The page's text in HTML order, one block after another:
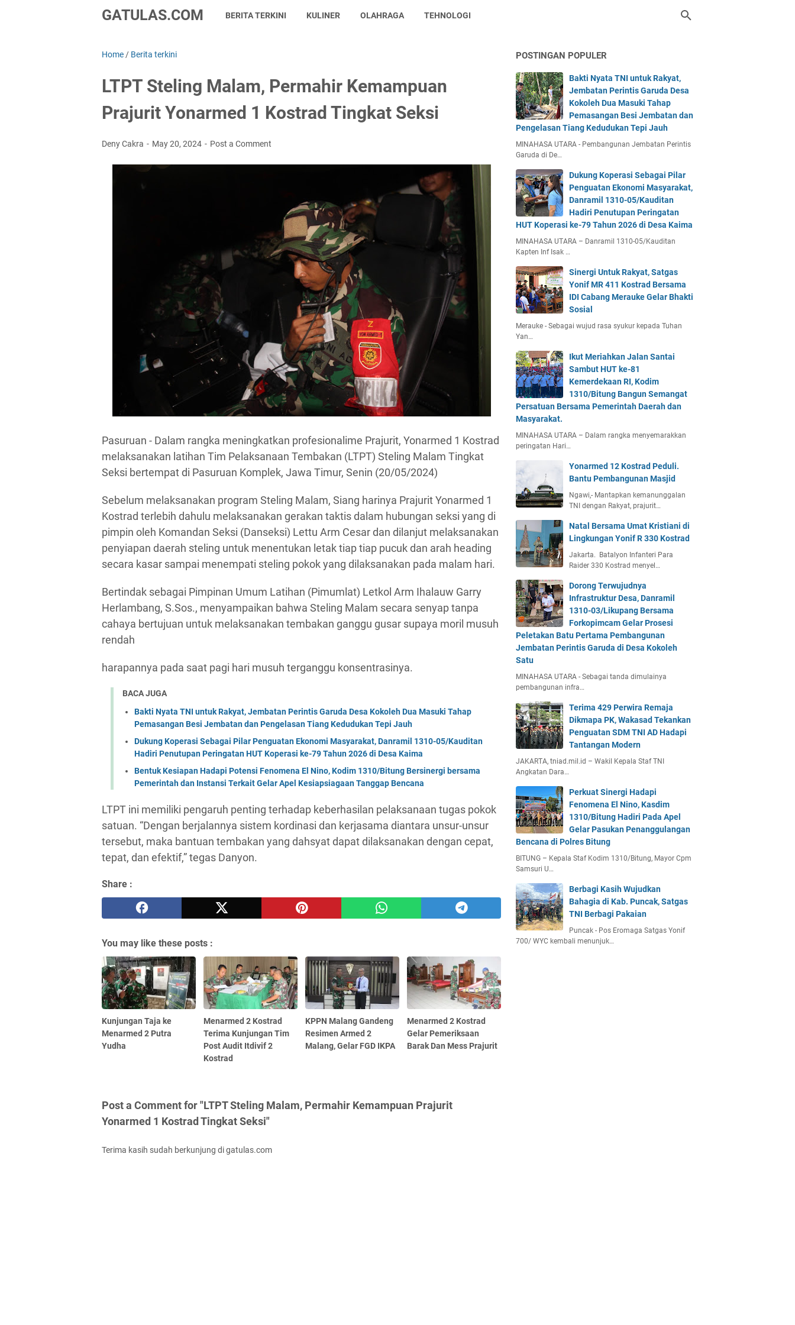
GATULAS.COM BERITA TERKINI KULINER OLAHRAGA TEHNOLOGI
Home / Berita terkini
LTPT Steling Malam, Permahir Kemampuan
Prajurit Yonarmed 1 Kostrad Tingkat Seksi
Deny Cakra May 20, 2024 Post a Comment
Pasuruan - Dalam rangka meningkatkan profesionalime Prajurit, Yonarmed 1 Kostrad
melaksanakan latihan Tim Pelaksanaan Tembakan (LTPT) Steling Malam Tingkat
Seksi bertempat di Pasuruan Komplek, Jawa Timur, Senin (20/05/2024)
Sebelum melaksanakan program Steling Malam, Siang harinya Prajurit Yonarmed 1
Kostrad terlebih dahulu melaksanakan gerakan taktis dalam hubungan seksi yang di
pimpin oleh Komandan Seksi (Danseksi) Lettu Arm Cesar dan dilanjut melaksanakan
penyiapan daerah steling untuk menentukan letak tiap tiap pucuk dan arah heading
secara kasar sampai menempati steling pokok yang dilaksanakan pada malam hari.
Bertindak sebagai Pimpinan Umum Latihan (Pimumlat) Letkol Arm Ihalauw Garry
Herlambang, S.Sos., menyampaikan bahwa Steling Malam secara senyap tanpa
cahaya bertujuan untuk melaksanakan tembakan ganggu gusar supaya moril musuh
rendah
harapannya pada saat pagi hari musuh terganggu konsentrasinya.
BACA JUGA
Bakti Nyata TNI untuk Rakyat, Jembatan Perintis Garuda Desa Kokoleh Dua Masuki Tahap
Pemasangan Besi Jembatan dan Pengelasan Tiang Kedudukan Tepi Jauh
Dukung Koperasi Sebagai Pilar Penguatan Ekonomi Masyarakat, Danramil 1310-05/Kauditan
Hadiri Penutupan Peringatan HUT Koperasi ke-79 Tahun 2026 di Desa Kaima
Bentuk Kesiapan Hadapi Potensi Fenomena El Nino, Kodim 1310/Bitung Bersinergi bersama
Pemerintah dan Instansi Terkait Gelar Apel Kesiapsiagaan Tanggap Bencana
LTPT ini memiliki pengaruh penting terhadap keberhasilan pelaksanaan tugas pokok
satuan. “Dengan berjalannya sistem kordinasi dan kerjasama diantara unsur-unsur
tersebut, maka bantuan tembakan yang dahsyat dapat dilaksanakan dengan cepat,
tepat, dan efektif,” tegas Danyon.
Share :
You may like these posts :
Kunjungan Taja ke
Menarmed 2 Putra
Yudha
Menarmed 2 Kostrad
Terima Kunjungan Tim
Post Audit Itdivif 2
Kostrad
KPPN Malang Gandeng
Resimen Armed 2
Malang, Gelar FGD IKPA
Menarmed 2 Kostrad
Gelar Pemeriksaan
Barak Dan Mess Prajurit
Post a Comment for "LTPT Steling Malam, Permahir Kemampuan Prajurit
Yonarmed 1 Kostrad Tingkat Seksi"
Terima kasih sudah berkunjung di gatulas.com
POSTINGAN POPULER
Bakti Nyata TNI untuk Rakyat,
Jembatan Perintis Garuda Desa
Kokoleh Dua Masuki Tahap
Pemasangan Besi Jembatan dan
Pengelasan Tiang Kedudukan Tepi Jauh
MINAHASA UTARA - Pembangunan Jembatan Perintis
Garuda di De…
Dukung Koperasi Sebagai Pilar
Penguatan Ekonomi Masyarakat,
Danramil 1310-05/Kauditan
Hadiri Penutupan Peringatan
HUT Koperasi ke-79 Tahun 2026 di Desa Kaima
MINAHASA UTARA – Danramil 1310-05/Kauditan
Kapten Inf Isak …
Sinergi Untuk Rakyat, Satgas
Yonif MR 411 Kostrad Bersama
IDI Cabang Merauke Gelar Bhakti
Sosial
Merauke - Sebagai wujud rasa syukur kepada Tuhan
Yan…
Ikut Meriahkan Jalan Santai
Sambut HUT ke-81
Kemerdekaan RI, Kodim
1310/Bitung Bangun Semangat
Persatuan Bersama Pemerintah Daerah dan
Masyarakat.
MINAHASA UTARA – Dalam rangka menyemarakkan
peringatan Hari…
Yonarmed 12 Kostrad Peduli.
Bantu Pembangunan Masjid
Ngawi,- Mantapkan kemanunggalan
TNI dengan Rakyat, prajurit…
Natal Bersama Umat Kristiani di
Lingkungan Yonif R 330 Kostrad
Jakarta. Batalyon Infanteri Para
Raider 330 Kostrad menyel…
Dorong Terwujudnya
Infrastruktur Desa, Danramil
1310-03/Likupang Bersama
Forkopimcam Gelar Prosesi
Peletakan Batu Pertama Pembangunan
Jembatan Perintis Garuda di Desa Kokoleh
Satu
MINAHASA UTARA - Sebagai tanda dimulainya
pembangunan infra…
Terima 429 Perwira Remaja
Dikmapa PK, Wakasad Tekankan
Penguatan SDM TNI AD Hadapi
Tantangan Modern
JAKARTA, tniad.mil.id – Wakil Kepala Staf TNI
Angkatan Dara…
Perkuat Sinergi Hadapi
Fenomena El Nino, Kasdim
1310/Bitung Hadiri Pada Apel
Gelar Pasukan Penanggulangan
Bencana di Polres Bitung
BITUNG – Kepala Staf Kodim 1310/Bitung, Mayor Cpm
Samsuri U…
Berbagi Kasih Wujudkan
Bahagia di Kab. Puncak, Satgas
TNI Berbagi Pakaian
Puncak - Pos Eromaga Satgas Yonif
700/ WYC kembali menunjuk…